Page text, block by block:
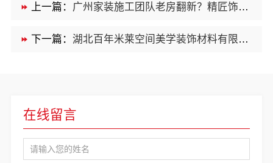
上一篇： 广州家装施工团队老房翻新？精匠饰家防潮耐用全铝定制
下一篇： 湖北百年米莱空间美学装饰材料有限公司鄂州有设计感装修公司实景案例
在线留言